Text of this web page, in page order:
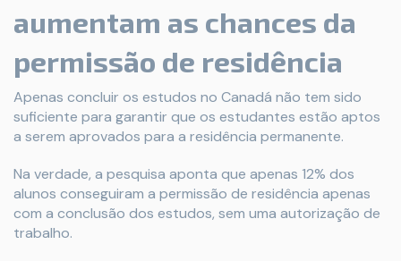
aumentam as chances da
permissão de residência
Apenas concluir os estudos no Canadá não tem sido
suficiente para garantir que os estudantes estão aptos
a serem aprovados para a residência permanente.
Na verdade, a pesquisa aponta que apenas 12% dos
alunos conseguiram a permissão de residência apenas
com a conclusão dos estudos, sem uma autorização de
trabalho.